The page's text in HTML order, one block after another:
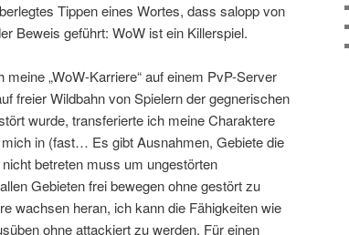
Tippen eines Wortes, dass salopp von
Beweis geführt: WoW ist ein Killerspiel.
„WoW-Karriere“ auf einem PvP-Server
freier Wildbahn von Spielern der gegnerischen
wurde, transferierte ich meine Charaktere
in (fast… Es gibt Ausnahmen, Gebiete die
betreten muss um ungestörten
Gebieten frei bewegen ohne gestört zu
wachsen heran, ich kann die Fähigkeiten wie
ohne attackiert zu werden. Für einen